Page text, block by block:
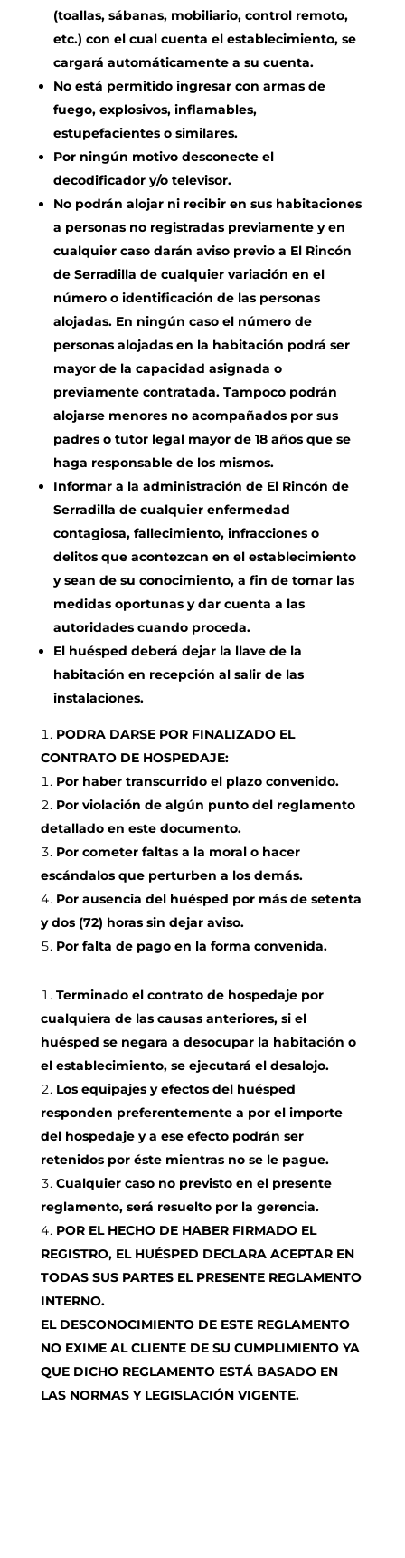
(toallas, sábanas, mobiliario, control remoto,
etc.) con el cual cuenta el establecimiento, se
cargará automáticamente a su cuenta.
No está permitido ingresar con armas de
fuego, explosivos, inflamables,
estupefacientes o similares.
Por ningún motivo desconecte el
decodificador y/o televisor.
No podrán alojar ni recibir en sus habitaciones
a personas no registradas previamente y en
cualquier caso darán aviso previo a El Rincón
de Serradilla de cualquier variación en el
número o identificación de las personas
alojadas. En ningún caso el número de
personas alojadas en la habitación podrá ser
mayor de la capacidad asignada o
previamente contratada. Tampoco podrán
alojarse menores no acompañados por sus
padres o tutor legal mayor de 18 años que se
haga responsable de los mismos.
Informar a la administración de El Rincón de
Serradilla de cualquier enfermedad
contagiosa, fallecimiento, infracciones o
delitos que acontezcan en el establecimiento
y sean de su conocimiento, a fin de tomar las
medidas oportunas y dar cuenta a las
autoridades cuando proceda.
El huésped deberá dejar la llave de la
habitación en recepción al salir de las
instalaciones.
PODRA DARSE POR FINALIZADO EL
CONTRATO DE HOSPEDAJE:
Por haber transcurrido el plazo convenido.
Por violación de algún punto del reglamento
detallado en este documento.
Por cometer faltas a la moral o hacer
escándalos que perturben a los demás.
Por ausencia del huésped por más de setenta
y dos (72) horas sin dejar aviso.
Por falta de pago en la forma convenida.
Terminado el contrato de hospedaje por
cualquiera de las causas anteriores, si el
huésped se negara a desocupar la habitación o
el establecimiento, se ejecutará el desalojo.
Los equipajes y efectos del huésped
responden preferentemente a por el importe
del hospedaje y a ese efecto podrán ser
retenidos por éste mientras no se le pague.
Cualquier caso no previsto en el presente
reglamento, será resuelto por la gerencia.
POR EL HECHO DE HABER FIRMADO EL
REGISTRO, EL HUÉSPED DECLARA ACEPTAR EN
TODAS SUS PARTES EL PRESENTE REGLAMENTO
INTERNO.
EL DESCONOCIMIENTO DE ESTE REGLAMENTO
NO EXIME AL CLIENTE DE SU CUMPLIMIENTO YA
QUE DICHO REGLAMENTO ESTÁ BASADO EN
LAS NORMAS Y LEGISLACIÓN VIGENTE.